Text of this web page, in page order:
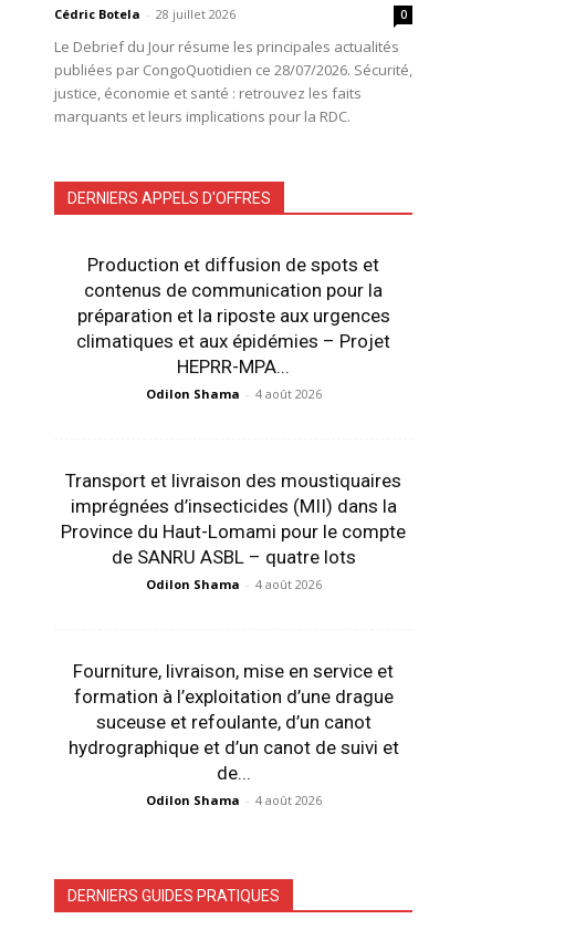
Cédric Botela - 28 juillet 2026 0
Le Debrief du Jour résume les principales actualités
publiées par CongoQuotidien ce 28/07/2026. Sécurité,
justice, économie et santé : retrouvez les faits
marquants et leurs implications pour la RDC.
DERNIERS APPELS D'OFFRES
Production et diffusion de spots et
contenus de communication pour la
préparation et la riposte aux urgences
climatiques et aux épidémies – Projet
HEPRR-MPA...
Odilon Shama - 4 août 2026
Transport et livraison des moustiquaires
imprégnées d’insecticides (MII) dans la
Province du Haut-Lomami pour le compte
de SANRU ASBL – quatre lots
Odilon Shama - 4 août 2026
Fourniture, livraison, mise en service et
formation à l’exploitation d’une drague
suceuse et refoulante, d’un canot
hydrographique et d’un canot de suivi et
de...
Odilon Shama - 4 août 2026
DERNIERS GUIDES PRATIQUES